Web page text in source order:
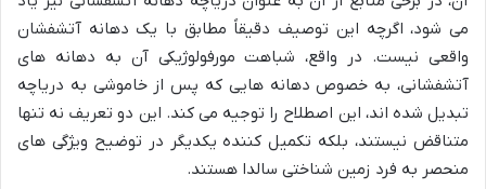
می شود، اگرچه این توصیف دقیقاً مطابق با یک دهانه آتشفشان
واقعی نیست. در واقع، شباهت مورفولوژیکی آن به دهانه های
آتشفشانی، به خصوص دهانه هایی که پس از خاموشی به دریاچه
تبدیل شده اند، این اصطلاح را توجیه می کند. این دو تعریف نه تنها
متناقض نیستند، بلکه تکمیل کننده یکدیگر در توضیح ویژگی های
منحصر به فرد زمین شناختی سالدا هستند.